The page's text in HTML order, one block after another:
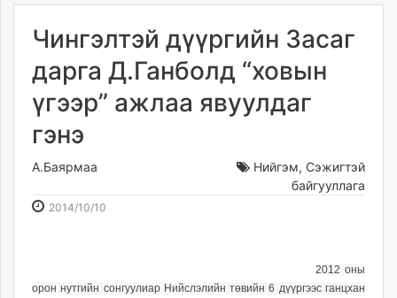
Төрийн
dorgio.mn
Gogo.mn
news.mn
zindaa.mn
mnb.mn
Чингэлтэй дүүргийн Засаг
дарга Д.Ганболд “ховын
үгээр” ажлаа явуулдаг
гэнэ
А.Баярмаа Нийгэм, Сэжигтэй
байгууллага
2014/10/10
2012 оны
орон нутгийн сонгуулиар Нийслэлийн төвийн 6 дүүргээс ганцхан